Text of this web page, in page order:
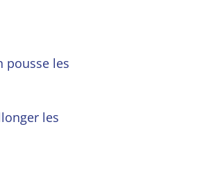
pousse les
les